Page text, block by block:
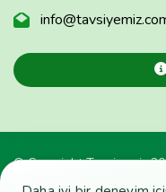
© Copyright Tavsiyemiz